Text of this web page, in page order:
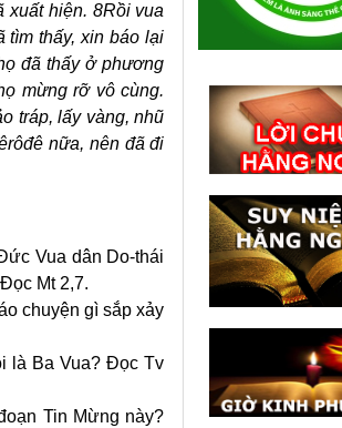
xuất hiện. 8Rồi vua
tìm thấy, xin báo lại
đã thấy ở phương
mừng rỡ vô cùng.
tráp, lấy vàng, nhũ
nữa, nên đã đi
Vua dân Do-thái
Mt 2,7.
chuyện gì sắp xảy
là Ba Vua? Đọc Tv
Tin Mừng này?